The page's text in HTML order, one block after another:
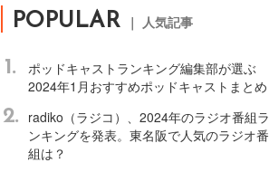
POPULAR ｜ 人気記事
1.
ポッドキャストランキング編集部が選ぶ
2024年1月おすすめポッドキャストまとめ
2.
radiko（ラジコ）、2024年のラジオ番組ラ
ンキングを発表。東名阪で人気のラジオ番
組は？